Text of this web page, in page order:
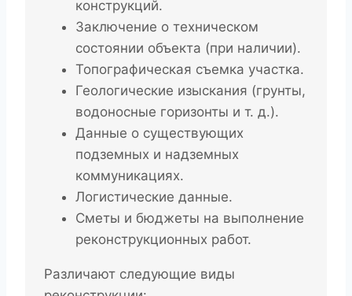
конструкций.
Заключение о техническом
состоянии объекта (при наличии).
Топографическая съемка участка.
Геологические изыскания (грунты,
водоносные горизонты и т. д.).
Данные о существующих
подземных и надземных
коммуникациях.
Логистические данные.
Сметы и бюджеты на выполнение
реконструкционных работ.
Различают следующие виды